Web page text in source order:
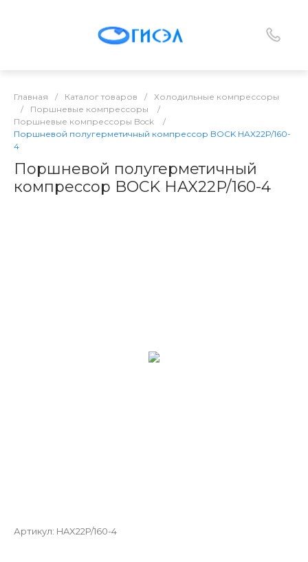
Главная / Каталог товаров /
Холодильные компрессоры
/
Поршневые компрессоры
/
Поршневые компрессоры Bock
/
Поршневой полугерметичный компрессор BOCK HAX22P/160-
4
Поршневой полугерметичный
компрессор BOCK HAX22P/160-4
Артикул: HAX22P/160-4